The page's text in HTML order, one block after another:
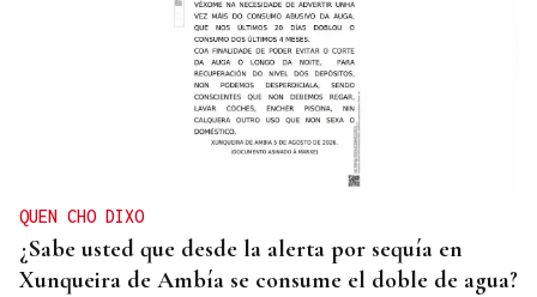
QUEN CHO DIXO
¿Sabe usted que desde la alerta por sequía en
Xunqueira de Ambía se consume el doble de agua?